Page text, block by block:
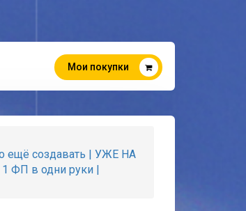
Мои покупки
ещё создавать | УЖЕ НА
ФП в одни руки |